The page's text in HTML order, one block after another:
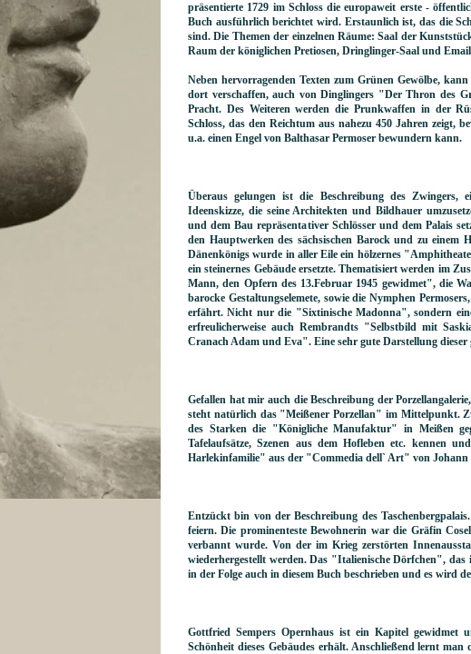
präsentierte 1729 im Schloss die europaweit erste -
Buch ausführlich berichtet wird. Erstaunlich ist, das die
sind. Die Themen der einzelnen Räume: Saal der
Raum der königlichen Pretiosen, Dringlinger-Saal und
Neben hervorragenden Texten zum Grünen Gewölbe,
dort verschaffen, auch von Dinglingers "Der Thron des
Pracht. Des Weiteren werden die Prunkwaffen in der
Schloss, das den Reichtum aus nahezu 450 Jahren zeigt,
u.a. einen Engel von Balthasar Permoser bewundern kann.
Überaus gelungen ist die Beschreibung des Zwingers,
Ideenskizze, die seine Architekten und Bildhauer
und dem Bau repräsentativer Schlösser und dem Palais
den Hauptwerken des sächsischen Barock und zu einem
Dänenkönigs wurde in aller Eile ein hölzernes
ein steinernes Gebäude ersetzte. Thematisiert werden im
Mann, den Opfern des 13.Februar 1945 gewidmet", die
barocke Gestaltungselemete, sowie die Nymphen
erfährt. Nicht nur die "Sixtinische Madonna", sondern
erfreulicherweise auch Rembrandts "Selbstbild mit
Cranach Adam und Eva". Eine sehr gute Darstellung dieser
Gefallen hat mir auch die Beschreibung der
steht natürlich das "Meißener Porzellan" im Mittelpunkt.
des Starken die "Königliche Manufaktur" in Meißen
Tafelaufsätze, Szenen aus dem Hofleben etc. kennen
Harlekinfamilie" aus der "Commedia dell` Art" von Johann
Entzückt bin von der Beschreibung des
feiern. Die prominenteste Bewohnerin war die Gräfin
verbannt wurde. Von der im Krieg zerstörten
wiederhergestellt werden. Das "Italienische Dörfchen",
in der Folge auch in diesem Buch beschrieben und es wird
Gottfried Sempers Opernhaus ist ein Kapitel gewidmet
Schönheit dieses Gebäudes erhält. Anschließend lernt